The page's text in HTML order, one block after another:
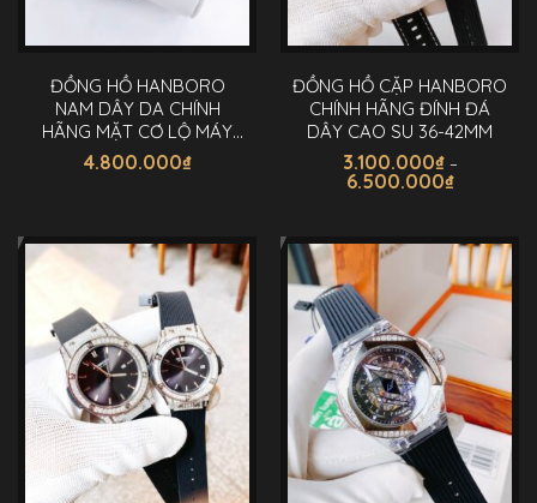
ĐỒNG HỒ HANBORO
NAM DÂY DA CHÍNH
HÃNG MẶT CƠ LỘ MÁY
44MM
4.800.000₫
ĐỒNG HỒ CẶP HANBORO
CHÍNH HÃNG ĐÍNH ĐÁ
DÂY CAO SU 36-42MM
3.100.000₫ –
6.500.000₫Khoảng
giá:
đến
này
nhiều
biến
thể.
Các
tùy
chọn
có
thể